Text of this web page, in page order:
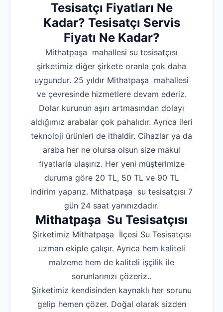
Tesisatçı Fiyatları Ne
Kadar? Tesisatçı Servis
Fiyatı Ne Kadar?
Mithatpaşa mahallesi su tesisatçısı
şirketimiz diğer şirkete oranla çok daha
uygundur. 25 yıldır Mithatpaşa mahallesi
ve çevresinde hizmetlere devam ederiz.
Dolar kurunun aşırı artmasından dolayı
aldığımız arabalar çok pahalıdır. Ayrıca ileri
teknoloji ürünleri de ithaldir. Cihazlar ya da
araba her ne olursa olsun size makul
fiyatlarla ulaşırız. Her yeni müşterimize
duruma göre 20 TL, 50 TL ve 90 TL
indirim yaparız. Mithatpaşa su tesisatçısı 7
gün 24 saat yanınızdadır.
Mithatpaşa Su Tesisatçısı
Şirketimiz Mithatpaşa İlçesi Su Tesisatçısı
uzman ekiple çalışır. Ayrıca hem kaliteli
malzeme hem de kaliteli işçilik ile
sorunlarınızı çözeriz..
Şirketimiz kendisinden kaynaklı her sorunu
gelip hemen çözer. Doğal olarak sizden